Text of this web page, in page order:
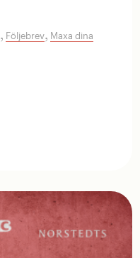
, Följebrev, Maxa dina